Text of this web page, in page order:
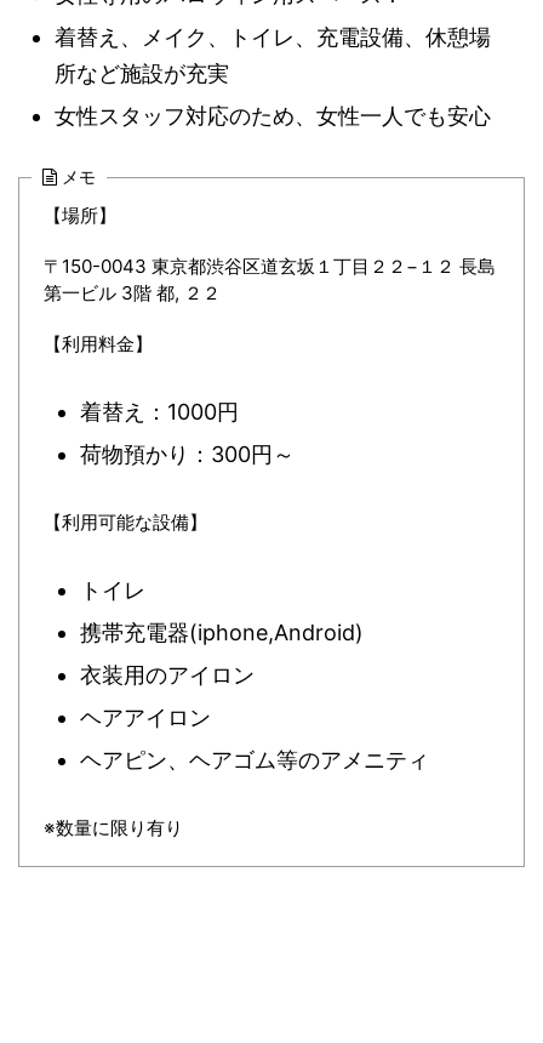
着替え、メイク、トイレ、充電設備、休憩場
所など施設が充実
女性スタッフ対応のため、女性一人でも安心
メモ
【場所】
〒150-0043 東京都渋谷区道玄坂１丁目２２−１２ 長島
第一ビル 3階 都, ２２
【利用料金】
着替え：1000円
荷物預かり：300円～
【利用可能な設備】
トイレ
携帯充電器(iphone,Android)
衣装用のアイロン
ヘアアイロン
ヘアピン、ヘアゴム等のアメニティ
※数量に限り有り